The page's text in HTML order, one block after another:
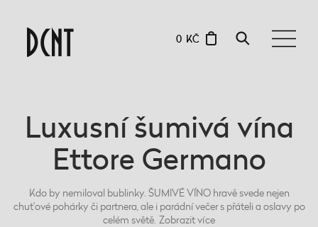
0 KČ
Luxusní šumivá vína
Ettore Germano
Kdo by nemiloval bublinky. ŠUMIVÉ VÍNO hravě svede nejen
chuťové pohárky či partnera, ale i parádní večer s přáteli a oslavy po
celém světě. Zobrazitvíce